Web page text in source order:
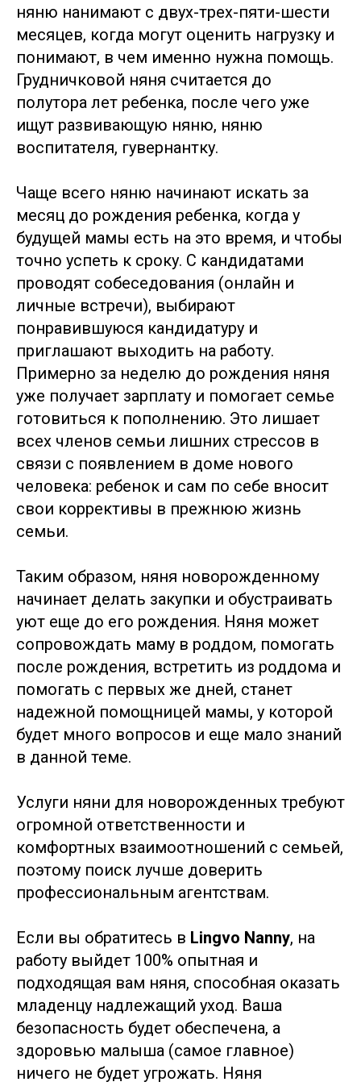
няню нанимают с двух-трех-пяти-шести
месяцев, когда могут оценить нагрузку и
понимают, в чем именно нужна помощь.
Грудничковой няня считается до
полутора лет ребенка, после чего уже
ищут развивающую няню, няню
воспитателя, гувернантку.
Чаще всего няню начинают искать за
месяц до рождения ребенка, когда у
будущей мамы есть на это время, и чтобы
точно успеть к сроку. С кандидатами
проводят собеседования (онлайн и
личные встречи), выбирают
понравившуюся кандидатуру и
приглашают выходить на работу.
Примерно за неделю до рождения няня
уже получает зарплату и помогает семье
готовиться к пополнению. Это лишает
всех членов семьи лишних стрессов в
связи с появлением в доме нового
человека: ребенок и сам по себе вносит
свои коррективы в прежнюю жизнь
семьи.
Таким образом, няня новорожденному
начинает делать закупки и обустраивать
уют еще до его рождения. Няня может
сопровождать маму в роддом, помогать
после рождения, встретить из роддома и
помогать с первых же дней, станет
надежной помощницей мамы, у которой
будет много вопросов и еще мало знаний
в данной теме.
Услуги няни для новорожденных требуют
огромной ответственности и
комфортных взаимоотношений с семьей,
поэтому поиск лучше доверить
профессиональным агентствам.
Если вы обратитесь в Lingvo Nanny, на
работу выйдет 100% опытная и
подходящая вам няня, способная оказать
младенцу надлежащий уход. Ваша
безопасность будет обеспечена, а
здоровью малыша (самое главное)
ничего не будет угрожать. Няня